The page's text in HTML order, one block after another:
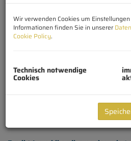
Wir verwenden Cookies um
Informationen finden Sie in unserer
Cookie Policy.
Technisch notwendige
Cookies